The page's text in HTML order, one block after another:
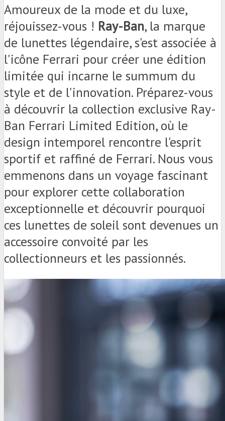
Amoureux de la mode et du luxe,
réjouissez-vous ! Ray-Ban, la marque
de lunettes légendaire, s'est associée à
l'icône Ferrari pour créer une édition
limitée qui incarne le summum du
style et de l'innovation. Préparez-vous
à découvrir la collection exclusive Ray-
Ban Ferrari Limited Edition, où le
design intemporel rencontre l'esprit
sportif et raffiné de Ferrari. Nous vous
emmenons dans un voyage fascinant
pour explorer cette collaboration
exceptionnelle et découvrir pourquoi
ces lunettes de soleil sont devenues un
accessoire convoité par les
collectionneurs et les passionnés.